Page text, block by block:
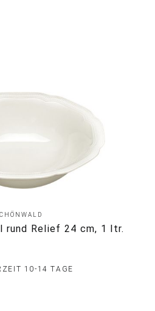
rund Relief 24 cm, 1 ltr.
10-14 TAGE